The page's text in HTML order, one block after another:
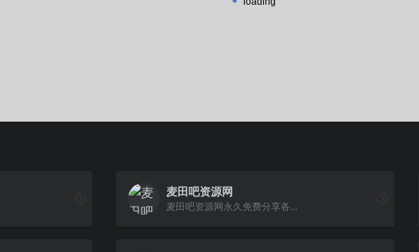
麦田吧资源网
麦田吧资源网永久免费分享各...